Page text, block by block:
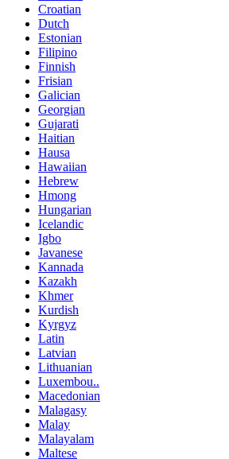
Croatian
Dutch
Estonian
Filipino
Finnish
Frisian
Galician
Georgian
Gujarati
Haitian
Hausa
Hawaiian
Hebrew
Hmong
Hungarian
Icelandic
Igbo
Javanese
Kannada
Kazakh
Khmer
Kurdish
Kyrgyz
Latin
Latvian
Lithuanian
Luxembou..
Macedonian
Malagasy
Malay
Malayalam
Maltese